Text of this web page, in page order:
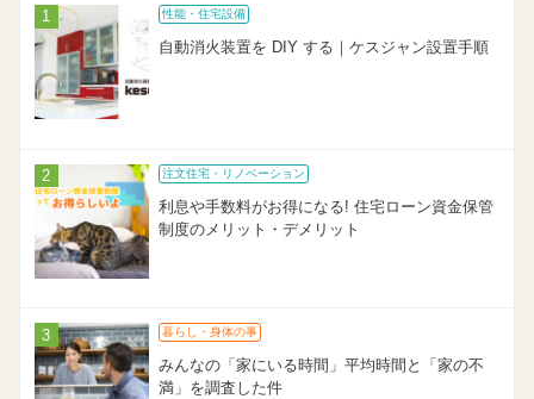
性能・住宅設備
自動消火装置を DIY する｜ケスジャン設置手順
注文住宅・リノベーション
利息や手数料がお得になる! 住宅ローン資金保管
制度のメリット・デメリット
暮らし・身体の事
みんなの「家にいる時間」平均時間と「家の不
満」を調査した件